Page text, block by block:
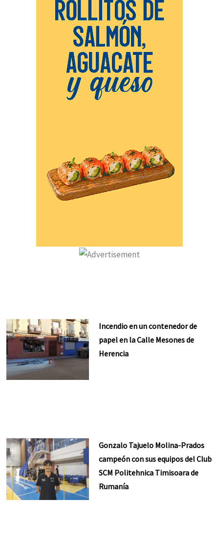
Incendio en un contenedor de
papel en la Calle Mesones de
Herencia
Gonzalo Tajuelo Molina-Prados
campeón con sus equipos del Club
SCM Politehnica Timisoara de
Rumanía